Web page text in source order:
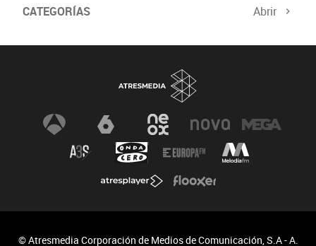
CATEGORÍAS Abrir
© Atresmedia Corporación de Medios de Comunicación, S.A - A.